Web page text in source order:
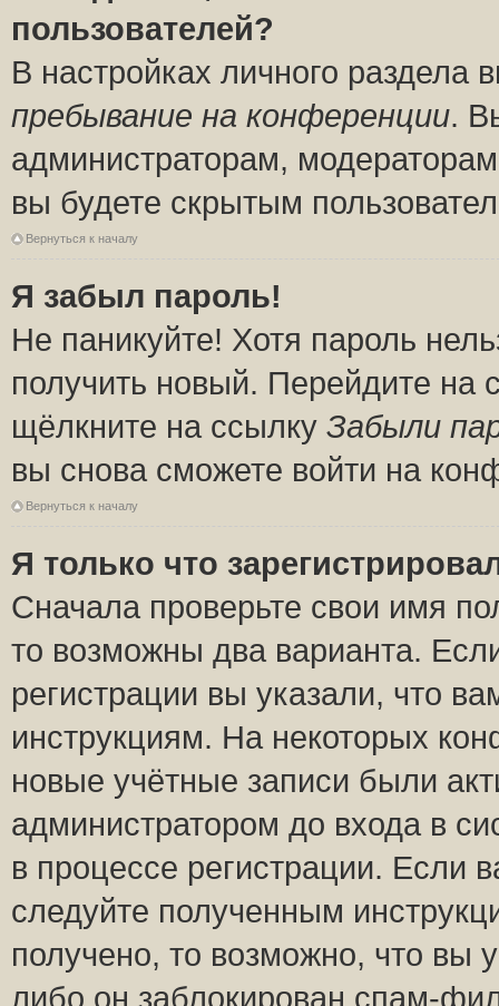
пользователей?
В настройках личного
пребывание на конференции.
администраторам,
вы будете скрытым
Вернуться к началу
Я забыл пароль!
Не паникуйте! Хотя пароль
получить новый. Перейдите на
щёлкните на ссылку Забыли
вы снова сможете войти на
Вернуться к началу
Я только что
Сначала проверьте свои имя
то возможны два варианта.
регистрации вы указали, что
инструкциям. На некоторых
новые учётные записи были
администратором до входа в
в процессе регистрации.
следуйте полученным
получено, то возможно, что вы
либо он заблокирован спам-